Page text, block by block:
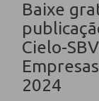
Baixe
Cielo-
2024